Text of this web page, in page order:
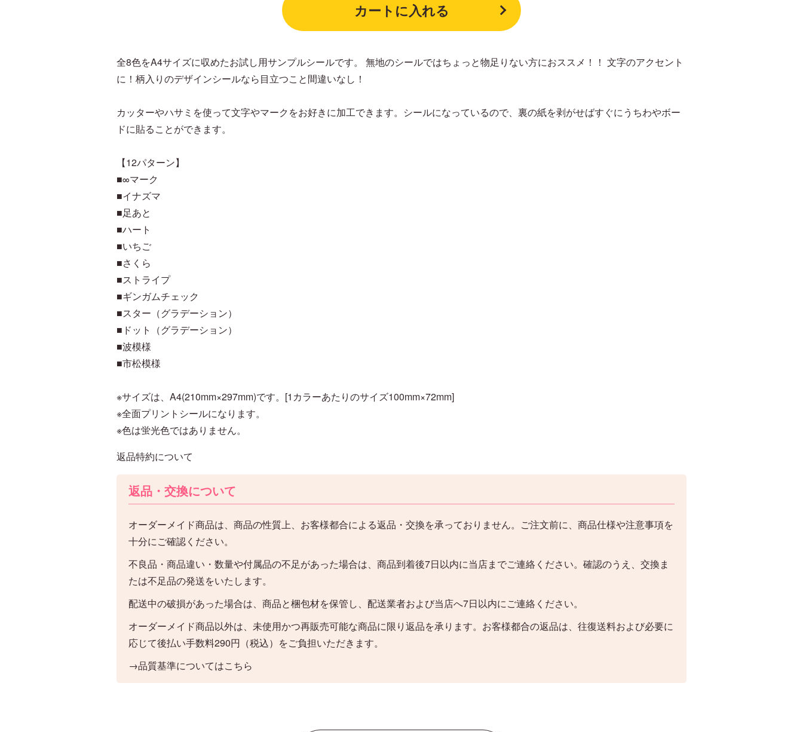
カートに入れる
全8色をA4サイズに収めたお試し用サンプルシールです。 無地のシールではちょっと物足りない方におススメ！！ 文字のアクセント
に！柄入りのデザインシールなら目立つこと間違いなし！
カッターやハサミを使って文字やマークをお好きに加工できます。シールになっているので、裏の紙を剥がせばすぐにうちわやボー
ドに貼ることができます。
【12パターン】
■∞マーク
■イナズマ
■足あと
■ハート
■いちご
■さくら
■ストライプ
■ギンガムチェック
■スター（グラデーション）
■ドット（グラデーション）
■波模様
■市松模様
※サイズは、A4(210mm×297mm)です。[1カラーあたりのサイズ100mm×72mm]
※全面プリントシールになります。
※色は蛍光色ではありません。
返品特約について
返品・交換について
オーダーメイド商品は、商品の性質上、お客様都合による返品・交換を承っておりません。ご注文前に、商品仕様や注意事項を
十分にご確認ください。
不良品・商品違い・数量や付属品の不足があった場合は、商品到着後7日以内に当店までご連絡ください。確認のうえ、交換ま
たは不足品の発送をいたします。
配送中の破損があった場合は、商品と梱包材を保管し、配送業者および当店へ7日以内にご連絡ください。
オーダーメイド商品以外は、未使用かつ再販売可能な商品に限り返品を承ります。お客様都合の返品は、往復送料および必要に
応じて後払い手数料290円（税込）をご負担いただきます。
→品質基準についてはこちら